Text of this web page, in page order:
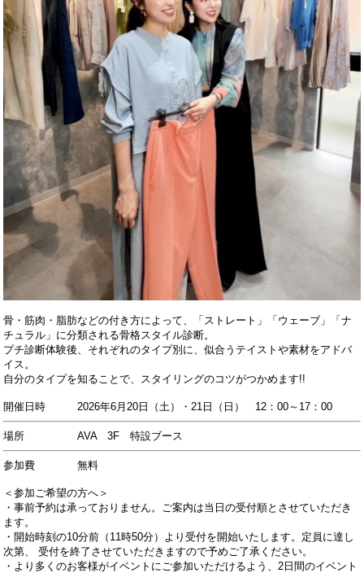
骨・筋肉・脂肪などの付き方によって、「ストレート」「ウェーブ」「ナ
チュラル」に分類される骨格スタイル診断。
プチ診断体験後、それぞれのタイプ別に、似合うテイストや素材をアドバ
イス。
自分のタイプを知ることで、スタイリングのコツがつかめます!!
開催日時 2026年6月20日（土）・21日（日） 12：00～17：00
場所 AVA 3F 特設ブース
参加費 無料
＜参加ご希望の方へ＞
・事前予約は承っておりません。ご案内は当日の受付順とさせていただき
ます。
・開始時刻の10分前（11時50分）より受付を開始いたします。定員に達し
次第、
受付を終了させていただきますので予めご了承ください。
・より多くのお客様がイベントにご参加いただけるよう、2日間のイベント